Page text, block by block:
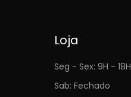
Loja
Seg - Sex: 9H - 18H
Sab: Fechado